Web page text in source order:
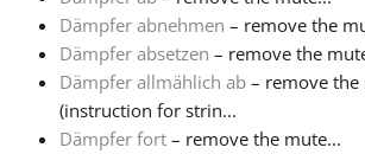
Русский
Dämpfer abnehmen – remove the
Dämpfer absetzen – remove the
Dämpfer allmählich ab – remove
(instruction for strin...
Dämpfer fort – remove the mute...